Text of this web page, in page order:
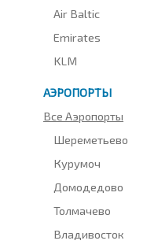
Air Baltic
Emirates
KLM
АЭРОПОРТЫ
Все Аэропорты
Шереметьево
Курумоч
Домодедово
Толмачево
Владивосток